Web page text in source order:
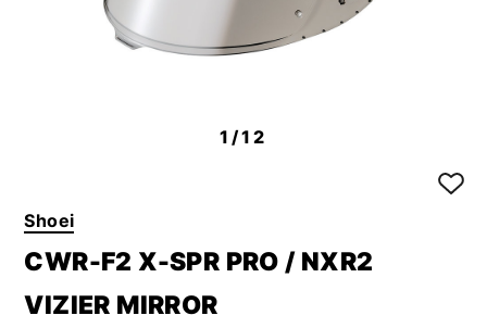
1 /12
Shoei
CWR-F2 X-SPR PRO / NXR2
VIZIER MIRROR